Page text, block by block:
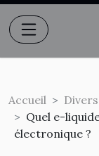
Accueil
Divers
Quel e-
électronique ?